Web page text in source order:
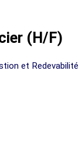
(H/F)
et Redevabilité